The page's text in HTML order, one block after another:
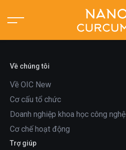
Về chúng tôi
Về OIC New
Cơ cấu tổ chức
Doanh nghiệp khoa học công nghệ
Cơ chế hoạt động
Trợ giúp